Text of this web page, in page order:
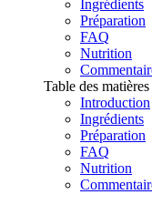
Ingrédients
Préparation
FAQ
Nutrition
Table des matières
Introduction
Ingrédients
Préparation
FAQ
Nutrition